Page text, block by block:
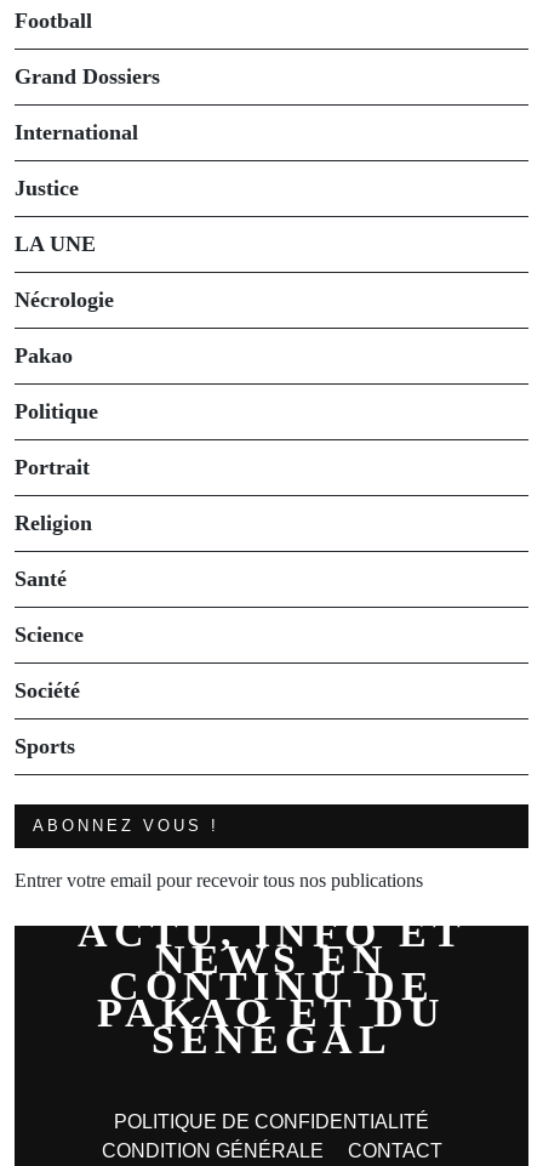
Football
Grand Dossiers
International
Justice
LA UNE
Nécrologie
Pakao
Politique
Portrait
Religion
Santé
Science
Société
Sports
ABONNEZ VOUS !
Entrer votre email pour recevoir tous nos publications
ACTU, INFO ET
NEWS EN
CONTINU DE
PAKAO ET DU
SÉNÉGAL
POLITIQUE DE CONFIDENTIALITÉ
CONDITION GÉNÉRALE
CONTACT